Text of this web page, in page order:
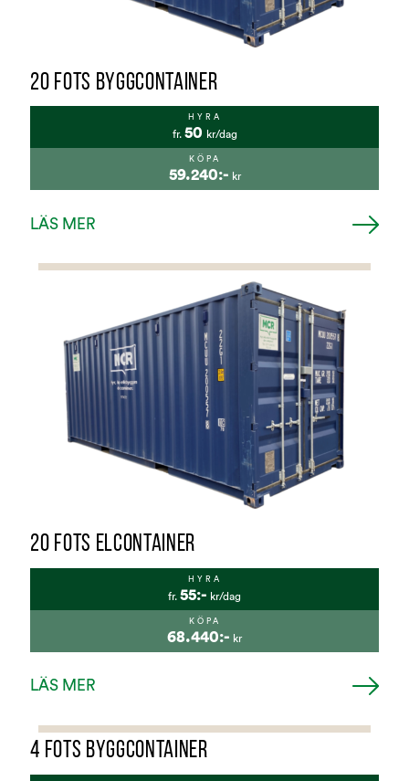
20 FOTS BYGGCONTAINER
HYRA
fr. 50 kr/dag
KÖPA
59.240:- kr
LÄS MER
20 FOTS ELCONTAINER
HYRA
fr. 55:- kr/dag
KÖPA
68.440:- kr
LÄS MER
4 FOTS BYGGCONTAINER